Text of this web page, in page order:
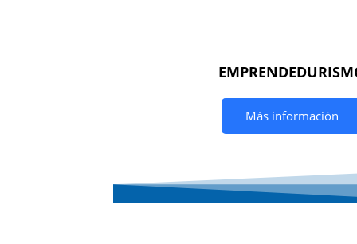
Más información